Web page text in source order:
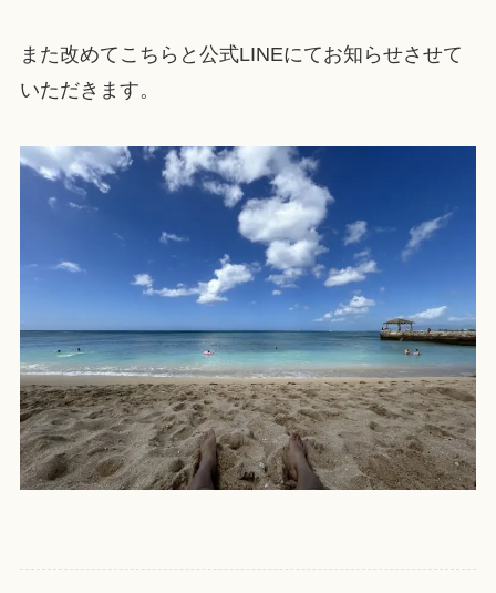
また改めてこちらと公式LINEにてお知らせさせて
いただきます。